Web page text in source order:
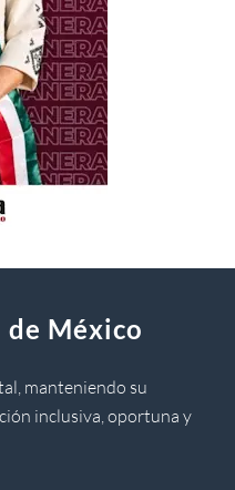
de México
manteniendo su
inclusiva, oportuna y